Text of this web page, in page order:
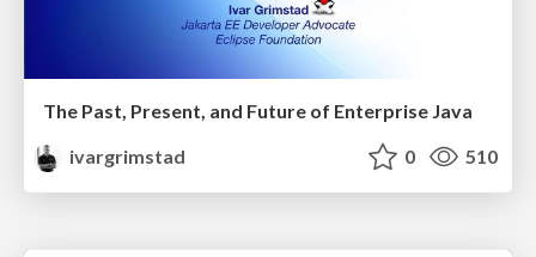
The Past, Present, and Future of Enterprise Java
ivargrimstad
0 510